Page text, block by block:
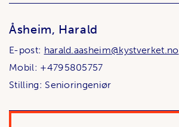
Åsheim, Harald
E-post: harald.aasheim@kystverket.no
Mobil: +4795805757
Stilling: Senioringeniør